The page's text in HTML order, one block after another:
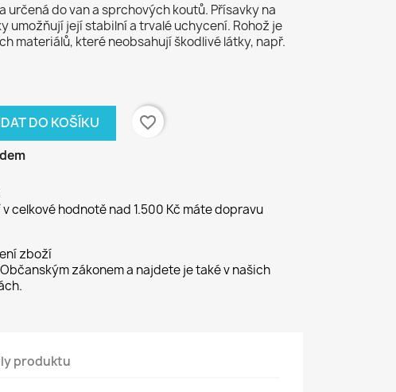
určená do van a sprchových koutů. Přísavky na
umožňují její stabilní a trvalé uchycení. Rohož je
materiálů, které neobsahují škodlivé látky, např.
DO KOŠÍKU
favorite_border
celkové hodnotě nad 1.500 Kč máte dopravu
zboží
zákonem a najdete je také v našich
produktu